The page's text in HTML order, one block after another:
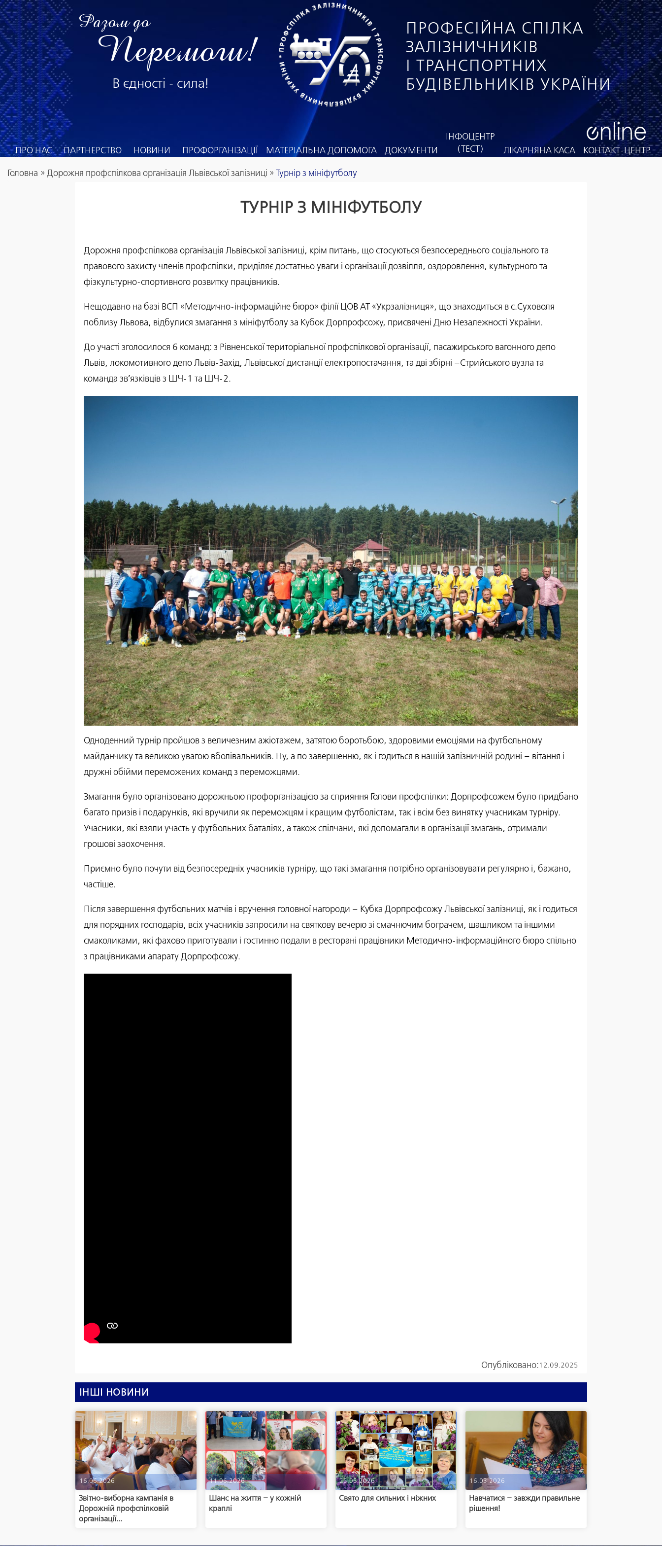
Разом до
Перемоги!
В єдності - сила!
ПРОФЕСІЙНА СПІЛКА
ЗАЛІЗНИЧНИКІВ
І ТРАНСПОРТНИХ
БУДІВЕЛЬНИКІВ УКРАЇНИ
ПРО НАС ПАРТНЕРСТВО НОВИНИ ПРОФОРГАНІЗАЦІЇ МАТЕРІАЛЬНА ДОПОМОГА ДОКУМЕНТИ
ІНФОЦЕНТР
(ТЕСТ)
ЛІКАРНЯНА КАСА КОНТАКТ-ЦЕНТР
Головна » Дорожня профспілкова організація Львівської залізниці » Турнір з мініфутболу
ТУРНІР З МІНІФУТБОЛУ
Дорожня профспілкова організація Львівської залізниці, крім питань, що стосуються безпосереднього соціального та
правового захисту членів профспілки, приділяє достатньо уваги і організації дозвілля, оздоровлення, культурного та
фізкультурно-спортивного розвитку працівників.
Нещодавно на базі ВСП «Методично-інформаційне бюро» філії ЦОВ АТ «Укрзалізниця», що знаходиться в с.Суховоля
поблизу Львова, відбулися змагання з мініфутболу за Кубок Дорпрофсожу, присвячені Дню Незалежності України.
До участі зголосилося 6 команд: з Рівненської територіальної профспілкової організації, пасажирського вагонного депо
Львів, локомотивного депо Львів-Захід, Львівської дистанції електропостачання, та дві збірні –Стрийського вузла та
команда зв’язківців з ШЧ-1 та ШЧ-2.
Одноденний турнір пройшов з величезним ажіотажем, затятою боротьбою, здоровими емоціями на футбольному
майданчику та великою увагою вболівальників. Ну, а по завершенню, як і годиться в нашій залізничній родині – вітання і
дружні обійми переможених команд з переможцями.
Змагання було організовано дорожньою профорганізацією за сприяння Голови профспілки: Дорпрофсожем було придбано
багато призів і подарунків, які вручили як переможцям і кращим футболістам, так і всім без винятку учасникам турніру.
Учасники, які взяли участь у футбольних баталіях, а також спілчани, які допомагали в організації змагань, отримали
грошові заохочення.
Приємно було почути від безпосередніх учасників турніру, що такі змагання потрібно організовувати регулярно і, бажано,
частіше.
Після завершення футбольних матчів і вручення головної нагороди – Кубка Дорпрофсожу Львівської залізниці, як і годиться
для порядних господарів, всіх учасників запросили на святкову вечерю зі смачнючим бограчем, шашликом та іншими
смаколиками, які фахово приготували і гостинно подали в ресторані працівники Методично-інформаційного бюро спільно
з працівниками апарату Дорпрофсожу.
Опубліковано: 12.09.2025
ІНШІ НОВИНИ
16.06.2026
Звітно-виборна кампанія в
Дорожній профспілковій
організації...
11.06.2026
Шанс на життя – у кожній
краплі
25.05.2026
Свято для сильних і ніжних
16.03.2026
Навчатися – завжди правильне
рішення!